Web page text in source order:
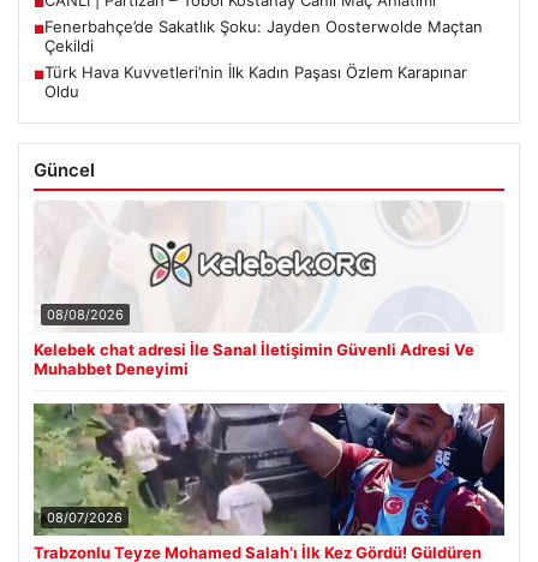
■Fenerbahçe’de Sakatlık Şoku: Jayden Oosterwolde Maçtan
Çekildi
■Türk Hava Kuvvetleri’nin İlk Kadın Paşası Özlem Karapınar
Oldu
Güncel
08/08/2026
Kelebek chat adresi İle Sanal İletişimin Güvenli Adresi Ve
Muhabbet Deneyimi
08/07/2026
Trabzonlu Teyze Mohamed Salah’ı İlk Kez Gördü! Güldüren